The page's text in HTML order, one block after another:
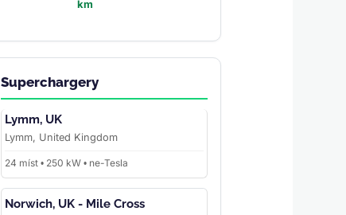
km
Superchargery
Lymm, UK
Lymm, United Kingdom
24 míst • 250 kW • ne-Tesla
Norwich, UK - Mile Cross